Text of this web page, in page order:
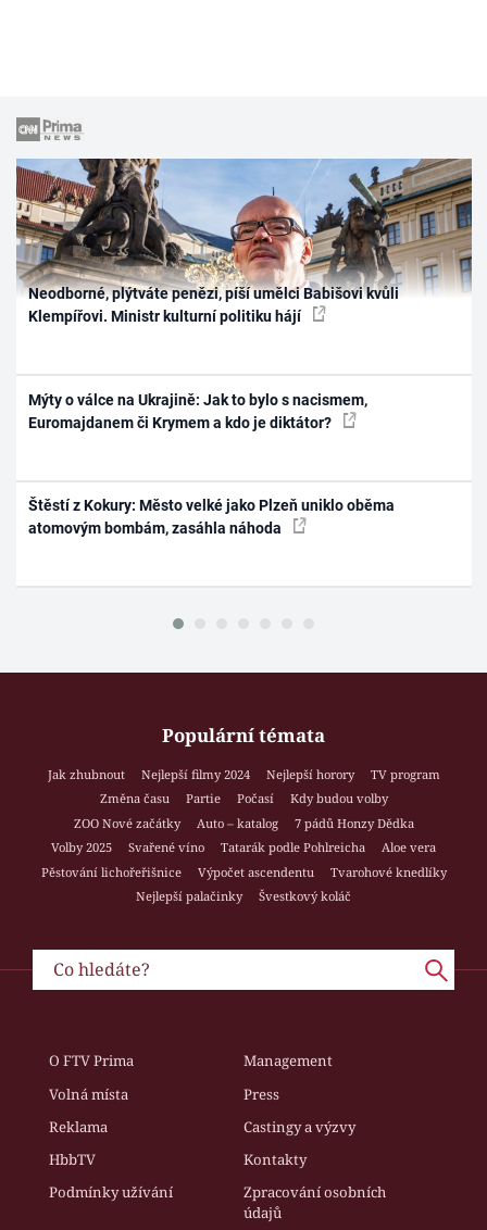
Neodborné, plýtváte penězi, píší umělci Babišovi kvůli
Klempířovi. Ministr kulturní politiku hájí
Mýty o válce na Ukrajině: Jak to bylo s nacismem,
Euromajdanem či Krymem a kdo je diktátor?
Štěstí z Kokury: Město velké jako Plzeň uniklo oběma
atomovým bombám, zasáhla náhoda
Populární témata
Jak zhubnout Nejlepší filmy 2024 Nejlepší horory
TV program
Změna času
Partie Počasí
Kdy budou volby
ZOO Nové začátky
Auto – katalog
7 pádů Honzy Dědka
Volby 2025
Svařené víno Tatarák podle Pohlreicha
Aloe vera
Pěstování lichořeřišnice
Výpočet ascendentu
Tvarohové knedlíky
Nejlepší palačinky
Švestkový koláč
O FTV Prima
Management
Volná místa
Press
Reklama
Castingy a výzvy
HbbTV
Kontakty
Podmínky užívání
Zpracování osobních
údajů